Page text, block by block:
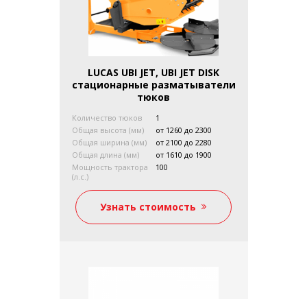
LUCAS UBI JET, UBI JET DISK
стационарные разматыватели
тюков
Количество тюков
1
Общая высота (мм)
от 1260 до 2300
Общая ширина (мм)
от 2100 до 2280
Общая длина (мм)
от 1610 до 1900
Мощность трактора
(л.с.)
100
Вес без нагрузки (кг) от 710 до 950
Сцепка на три точки
Трактор-погрузчик
в зависимости от
модификации
Узнать стоимость